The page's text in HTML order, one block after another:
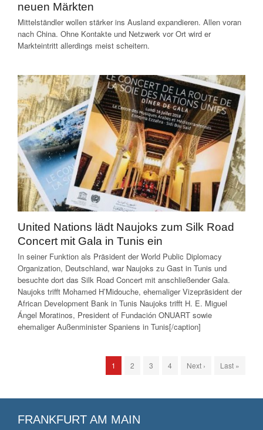
neuen Märkten
Mittelständler wollen stärker ins Ausland expandieren. Allen voran
nach China. Ohne Kontakte und Netzwerk vor Ort wird er
Markteintritt allerdings meist scheitern.
United Nations lädt Naujoks zum Silk Road
Concert mit Gala in Tunis ein
In seiner Funktion als Präsident der World Public Diplomacy
Organization, Deutschland, war Naujoks zu Gast in Tunis und
besuchte dort das Silk Road Concert mit anschließender Gala.
Naujoks trifft Mohamed H’Midouche, ehemaliger Vizepräsident der
African Development Bank in Tunis Naujoks trifft H. E. Miguel
Ángel Moratinos, President of Fundación ONUART sowie
ehemaliger Außenminister Spaniens in Tunis[/caption]
1 2 3 4 Next › Last »
FRANKFURT AM MAIN